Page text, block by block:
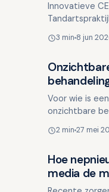
Innovatieve
3 min 8 jun
Overig nieuws
Voor wie is
onzichtbare
uitstraling. Ma…
2 min 27 mei
Overig nieuws
Hoe
media de